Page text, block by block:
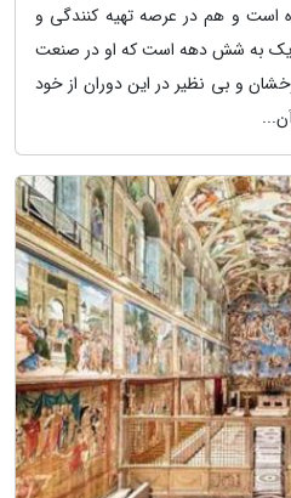
است و هم در عرصه تهیه کنندگی و
به شش دهه است که او در صنعت
و بی نظیر در این دوران از خود